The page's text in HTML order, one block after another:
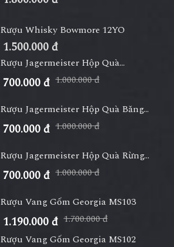
Rượu Whisky Bowmore 12YO
1.500.000 đ
Rượu Jagermeister Hộp Quà...
700.000 đ 1.000.000 đ
Rượu Jagermeister Hộp Quà Băng...
700.000 đ 1.000.000 đ
Rượu Jagermeister Hộp Quà Rừng...
700.000 đ 1.000.000 đ
Rượu Vang Gốm Georgia MS103
1.190.000 đ 1.700.000 đ
Rượu Vang Gốm Georgia MS102